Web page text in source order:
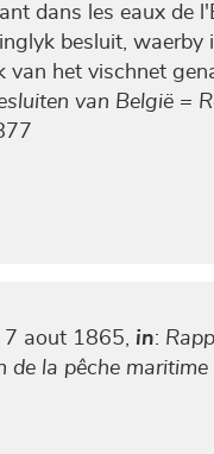
dans les eaux de
besluit, waerby
van het vischnet
van België =
7 aout 1865,in:
de la pêche maritime